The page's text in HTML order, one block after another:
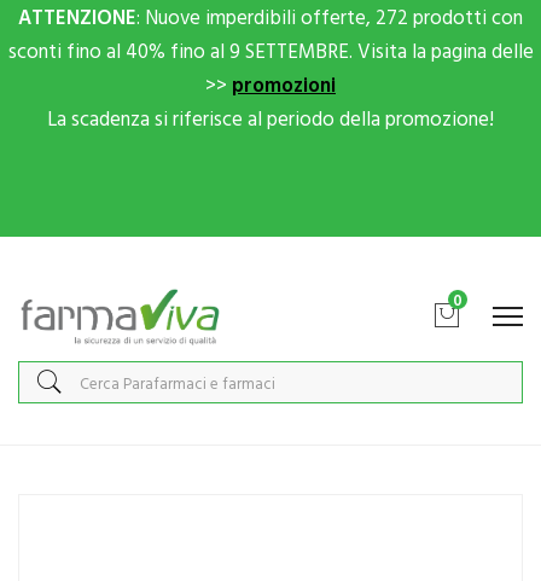
ATTENZIONE: Nuove imperdibili offerte, 272 prodotti con
sconti fino al 40% fino al 9 SETTEMBRE. Visita la pagina delle
>> promozioni
La scadenza si riferisce al periodo della promozione!
0